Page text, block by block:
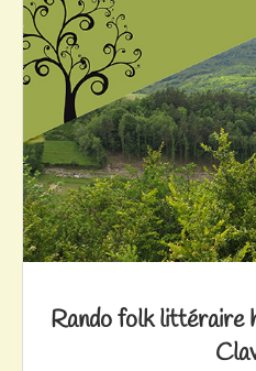
Rando folk littéraire